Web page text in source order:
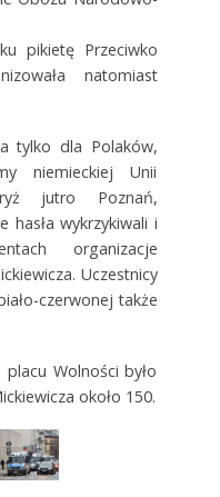
pikietę Przeciwko
natomiast
tylko dla Polaków,
niemieckiej Unii
jutro Poznań,
hasła wykrzykiwali i
organizacje
Uczestnicy
czerwonej także
Wolności było
około 150.